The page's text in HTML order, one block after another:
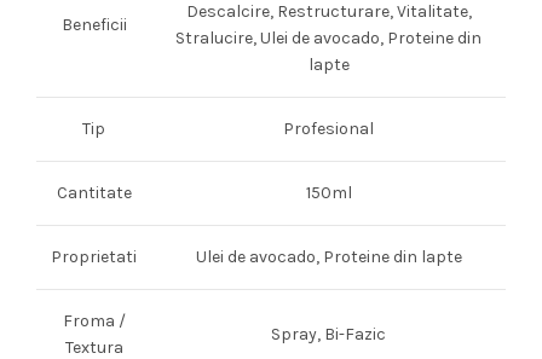
Beneficii
Descalcire, Restructurare, Vitalitate,
Stralucire, Ulei de avocado, Proteine din
lapte
Tip Profesional
Cantitate 150ml
Proprietati Ulei de avocado, Proteine din lapte
Froma /
Textura
Spray, Bi-Fazic